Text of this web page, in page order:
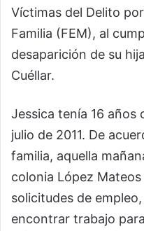
Víctimas del Delito
Familia (FEM), al
desaparición de su
Cuéllar.
Jessica tenía 16 años
julio de 2011. De
familia, aquella
colonia López
solicitudes de
encontrar trabajo